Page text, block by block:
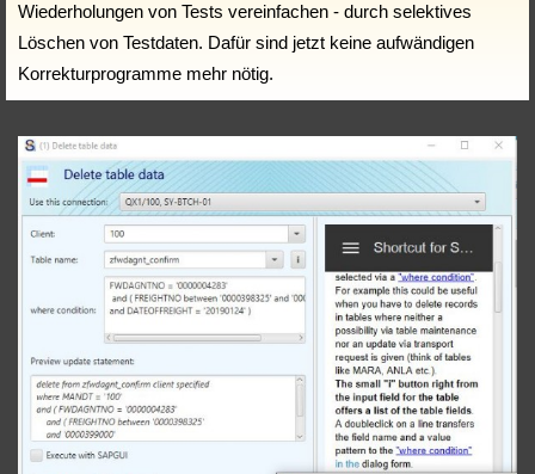
Wiederholungen von Tests vereinfachen - durch selektives
Löschen von Testdaten. Dafür sind jetzt keine aufwändigen
Korrekturprogramme mehr nötig.